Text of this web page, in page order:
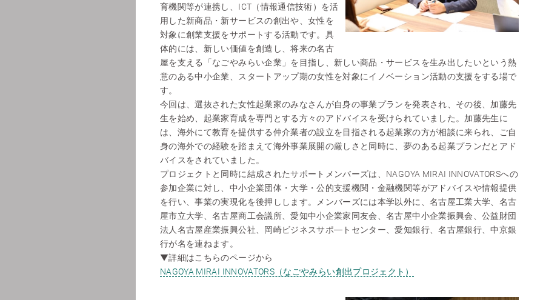
育機関等が連携し、ICT（情報通信技術）を活
用した新商品・新サービスの創出や、女性を
対象に創業支援をサポートする活動です。具
体的には、新しい価値を創造し、将来の名古
屋を支える「なごやみらい企業」を目指し、新しい商品・サービスを生み出したいという熱
意のある中小企業、スタートアップ期の女性を対象にイノベーション活動の支援をする場で
す。
今回は、選抜された女性起業家のみなさんが自身の事業プランを発表され、その後、加藤先
生を始め、起業家育成を専門とする方々のアドバイスを受けられていました。加藤先生に
は、海外にて教育を提供する仲介業者の設立を目指される起業家の方が相談に来られ、ご自
身の海外での経験を踏まえて海外事業展開の厳しさと同時に、夢のある起業プランだとアド
バイスをされていました。
プロジェクトと同時に結成されたサポートメンバーズは、NAGOYA MIRAI INNOVATORSへの
参加企業に対し、中小企業団体・大学・公的支援機関・金融機関等がアドバイスや情報提供
を行い、事業の実現化を後押しします。メンバーズには本学以外に、名古屋工業大学、名古
屋市立大学、名古屋商工会議所、愛知中小企業家同友会、名古屋中小企業振興会、公益財団
法人名古屋産業振興公社、岡崎ビジネスサポ―トセンター、愛知銀行、名古屋銀行、中京銀
行が名を連ねます。
▼詳細はこちらのページから
NAGOYA MIRAI INNOVATORS（なごやみらい創出プロジェクト）